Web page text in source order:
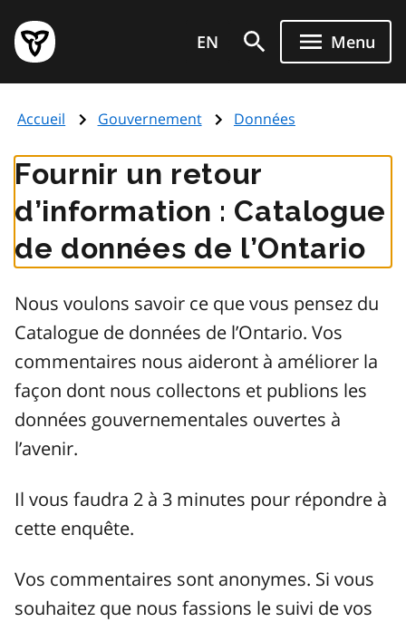
au
contenu
principal
Page
d'accueil
de
EN Menu
Accueil Gouvernement Données
Fournir un retour
d’information : Catalogue
de données de l’Ontario
Nous voulons savoir ce que vous pensez du
Catalogue de données de l’Ontario. Vos
commentaires nous aideront à améliorer la
façon dont nous collectons et publions les
données gouvernementales ouvertes à
l’avenir.
Il vous faudra 2 à 3 minutes pour répondre à
cette enquête.
Vos commentaires sont anonymes. Si vous
souhaitez que nous fassions le suivi de vos